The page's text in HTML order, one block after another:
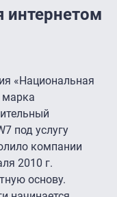
интернетом
«Национальная
марка
под услугу
компании
2010 г.
основу.